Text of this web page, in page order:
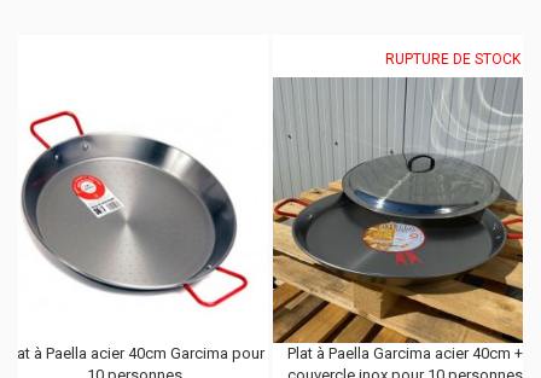
Plat à Paella acier 40cm Garcima pour
RUPTURE DE STOCK
Plat à Paella Garcima acier 40cm +